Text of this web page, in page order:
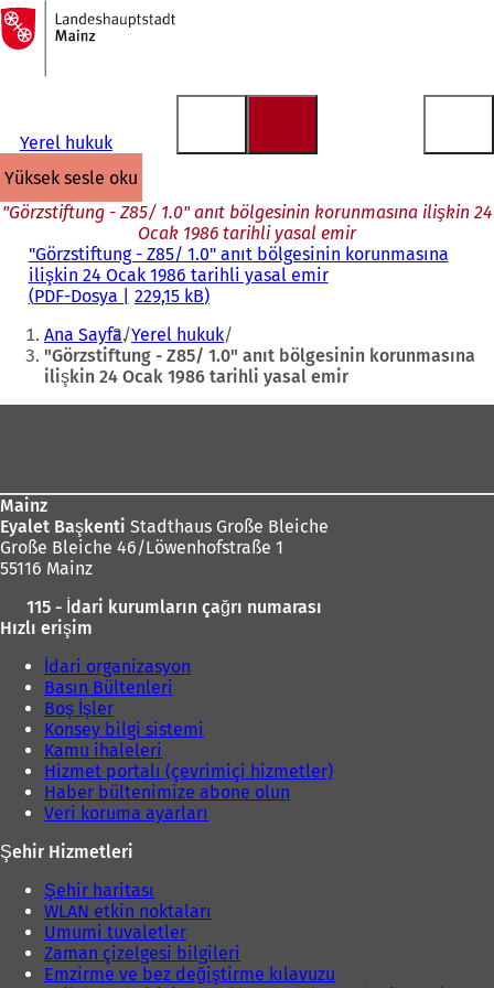
İçeriğe atla
Ana
sayfaya
Yerel hukuk
yüksek sesle oku
"Görzstiftung - Z85/ 1.0" anıt bölgesinin korunmasına ilişkin 24
Ocak 1986 tarihli yasal emir
"Görzstiftung - Z85/ 1.0" anıt bölgesinin korunmasına
ilişkin 24 Ocak 1986 tarihli yasal emir
PDF-Dosya 229,15 kB
Buradasınız:
Ana Sayfa Yerel hukuk
"Görzstiftung - Z85/ 1.0" anıt bölgesinin korunmasına
ilişkin 24 Ocak 1986 tarihli yasal emir
Mainz
Eyalet Başkenti Stadthaus Große Bleiche
Große Bleiche 46/Löwenhofstraße 1
55116 Mainz
115 - İdari kurumların çağrı numarası
Hızlı erişim
İdari organizasyon
Basın Bültenleri
Boş İşler
Konsey bilgi sistemi
Kamu ihaleleri
Hizmet portalı (çevrimiçi hizmetler)
Haber bültenimize abone olun
Veri koruma ayarları
Şehir Hizmetleri
Şehir haritası
WLAN etkin noktaları
Umumi tuvaletler
Zaman çizelgesi bilgileri
Emzirme ve bez değiştirme kılavuzu